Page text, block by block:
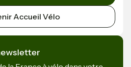
Accueil Vélo